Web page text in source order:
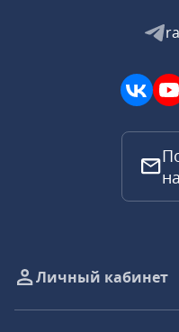
Личный кабинет